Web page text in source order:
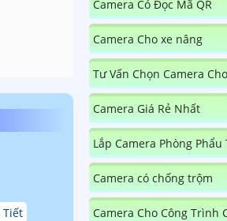
Tiết
Camera Có Đọc Mã QR
Camera Cho xe nâng
Tư Vấn Chọn Camera
Camera Giá Rẻ Nhất
Lắp Camera Phòng Phẩu
Camera có chống trộm
Camera Cho Công Trình